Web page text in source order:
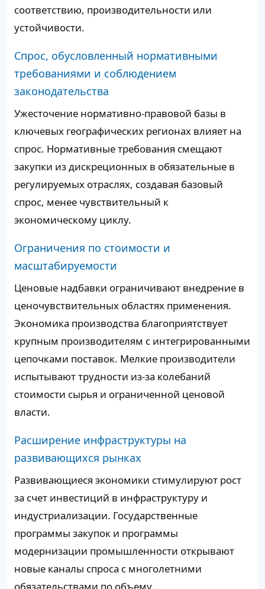
соответствию, производительности или
устойчивости.
Спрос, обусловленный нормативными
требованиями и соблюдением
законодательства
Ужесточение нормативно-правовой базы в
ключевых географических регионах влияет на
спрос. Нормативные требования смещают
закупки из дискреционных в обязательные в
регулируемых отраслях, создавая базовый
спрос, менее чувствительный к
экономическому циклу.
Ограничения по стоимости и
масштабируемости
Ценовые надбавки ограничивают внедрение в
ценочувствительных областях применения.
Экономика производства благоприятствует
крупным производителям с интегрированными
цепочками поставок. Мелкие производители
испытывают трудности из-за колебаний
стоимости сырья и ограниченной ценовой
власти.
Расширение инфраструктуры на
развивающихся рынках
Развивающиеся экономики стимулируют рост
за счет инвестиций в инфраструктуру и
индустриализации. Государственные
программы закупок и программы
модернизации промышленности открывают
новые каналы спроса с многолетними
обязательствами по объему.